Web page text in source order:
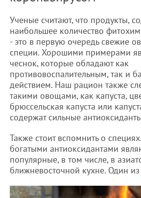
Ученые считают, что продукты,
наибольшее количество
- это в первую очередь свежие
специи. Хорошими примерами
чеснок, которые обладают как
противовоспалительным, так и
действием. Наш рацион также
такими овощами, как капуста,
брюссельская капуста или
содержат сильные
Также стоит вспомнить о
богатыми антиоксидантами
популярные, в том числе, в
ближневосточной кухне. Один